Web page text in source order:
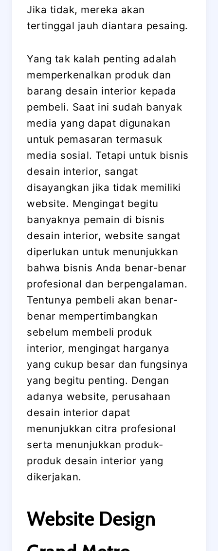
Jika tidak, mereka akan
tertinggal jauh diantara pesaing.
Yang tak kalah penting adalah
memperkenalkan produk dan
barang desain interior kepada
pembeli. Saat ini sudah banyak
media yang dapat digunakan
untuk pemasaran termasuk
media sosial. Tetapi untuk bisnis
desain interior, sangat
disayangkan jika tidak memiliki
website. Mengingat begitu
banyaknya pemain di bisnis
desain interior, website sangat
diperlukan untuk menunjukkan
bahwa bisnis Anda benar-benar
profesional dan berpengalaman.
Tentunya pembeli akan benar-
benar mempertimbangkan
sebelum membeli produk
interior, mengingat harganya
yang cukup besar dan fungsinya
yang begitu penting. Dengan
adanya website, perusahaan
desain interior dapat
menunjukkan citra profesional
serta menunjukkan produk-
produk desain interior yang
dikerjakan.
Website Design